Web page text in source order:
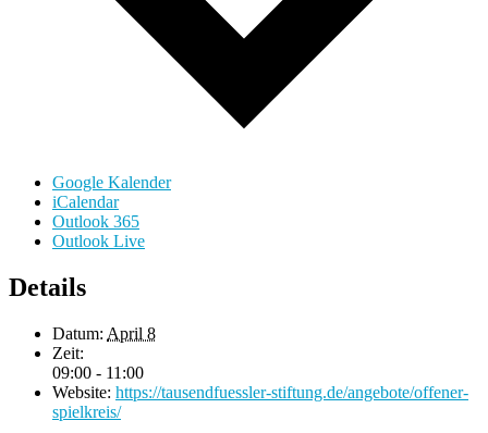
Google Kalender
iCalendar
Outlook 365
Outlook Live
Details
Datum: April 8
Zeit:
09:00 - 11:00
Website: https://tausendfuessler-stiftung.de/angebote/offener-
spielkreis/